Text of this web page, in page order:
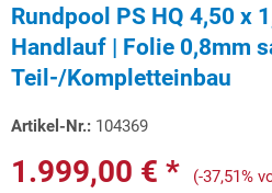
Rundpool PS HQ 4,50 x
Handlauf | Folie 0,8mm
Teil-/Kompletteinbau
Artikel-Nr.: 104369
1.999,00 € *
(-37,51%